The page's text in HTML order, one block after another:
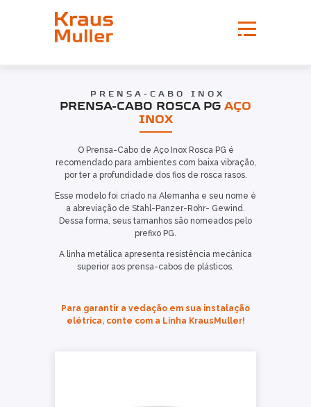
PRENSA-CABO INOX
PRENSA-CABO ROSCA PG AÇO
INOX
O Prensa-Cabo de Aço Inox Rosca PG é
recomendado para ambientes com baixa vibração,
por ter a profundidade dos fios de rosca rasos.
Esse modelo foi criado na Alemanha e seu nome é
a abreviação de Stahl-Panzer-Rohr- Gewind.
Dessa forma, seus tamanhos são nomeados pelo
prefixo PG.
A linha metálica apresenta resistência mecânica
superior aos prensa-cabos de plásticos.
Para garantir a vedação em sua instalação
elétrica, conte com a Linha KrausMuller!